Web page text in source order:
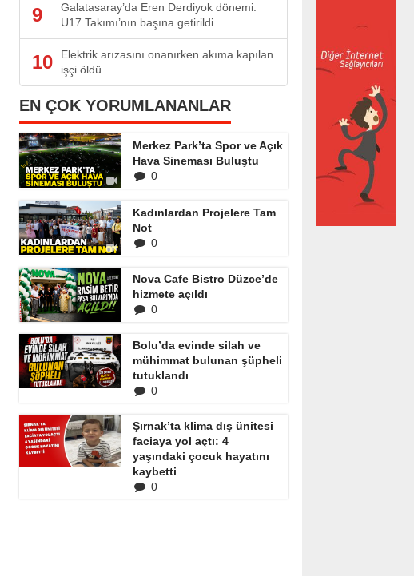
9
Galatasaray’da Eren Derdiyok dönemi:
U17 Takımı’nın başına getirildi
10
Elektrik arızasını onanırken akıma kapılan
işçi öldü
EN ÇOK YORUMLANANLAR
Merkez Park’ta Spor ve Açık
Hava Sineması Buluştu
0
Kadınlardan Projelere Tam
Not
0
Nova Cafe Bistro Düzce’de
hizmete açıldı
0
Bolu’da evinde silah ve
mühimmat bulunan şüpheli
tutuklandı
0
Şırnak’ta klima dış ünitesi
faciaya yol açtı: 4
yaşındaki çocuk hayatını
kaybetti
0